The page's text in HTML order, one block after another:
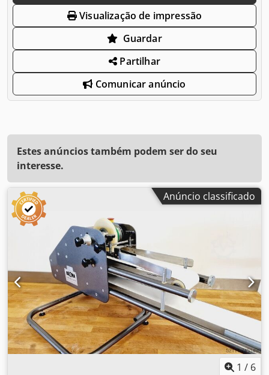
Visualização de impressão
Guardar
Partilhar
Comunicar anúncio
Estes anúncios também podem ser do seu
interesse.
Anúncio classificado
1 / 6